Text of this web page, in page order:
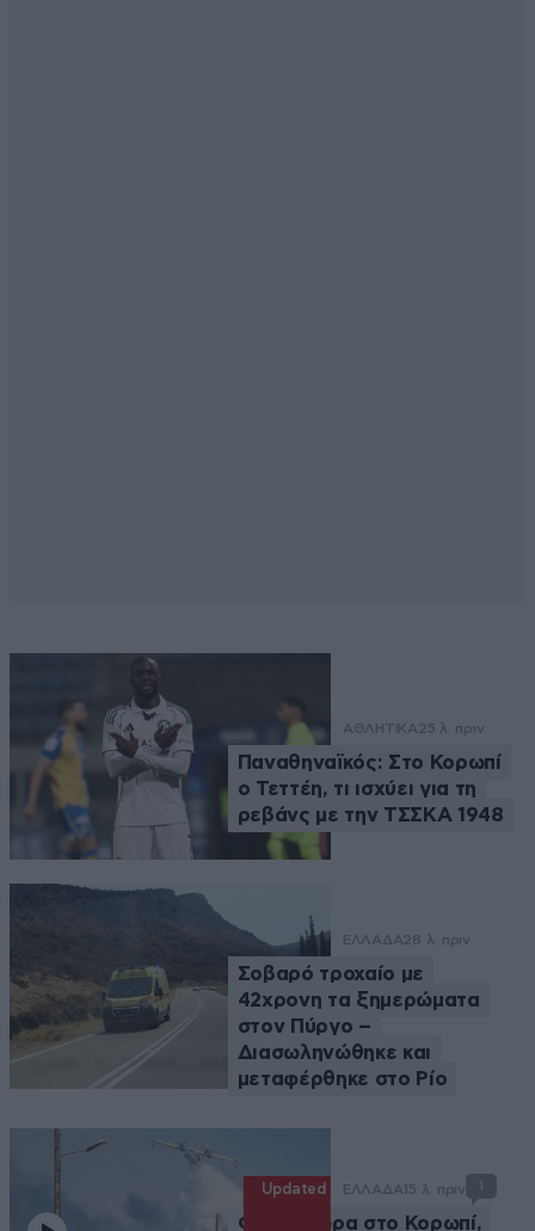
ΑΘΛΗΤΙΚΑ25 λ. πριν
Παναθηναϊκός: Στο Κορωπί
ο Τεττέη, τι ισχύει για τη
ρεβάνς με την ΤΣΣΚΑ 1948
ΕΛΛΑΔΑ28 λ. πριν
Σοβαρό τροχαίο με
42χρονη τα ξημερώματα
στον Πύργο –
Διασωληνώθηκε και
μεταφέρθηκε στο Ρίο
Updated ΕΛΛΑΔΑ 15 λ. πριν 1
Φωτιά τώρα στο Κορωπί,